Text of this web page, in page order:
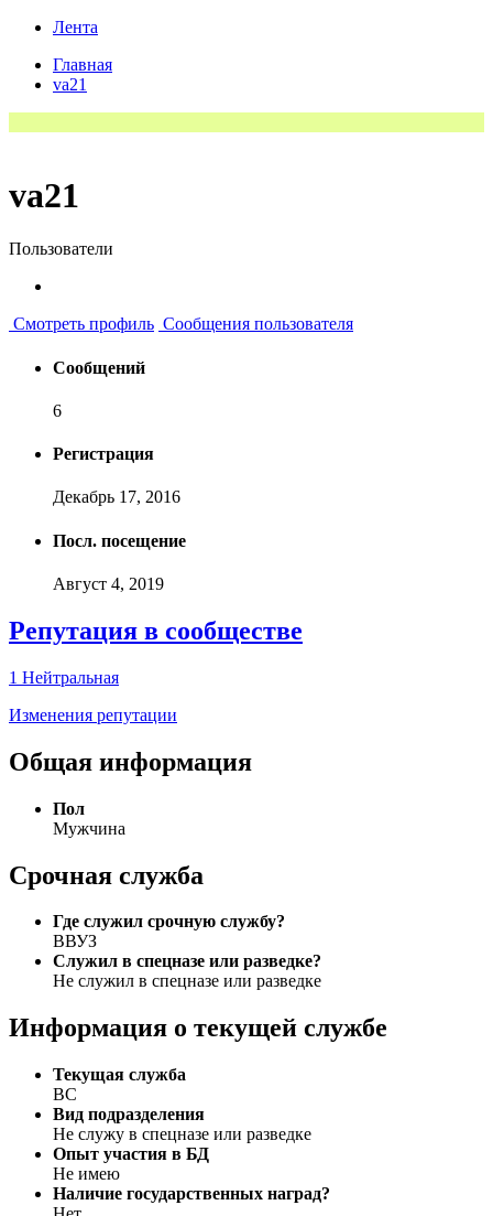
Лента
Главная
va21
va21
Пользователи
Смотреть профиль Сообщения пользователя
Сообщений
6
Регистрация
Декабрь 17, 2016
Посл. посещение
Август 4, 2019
Репутация в сообществе
1 Нейтральная
Изменения репутации
Общая информация
Пол
Мужчина
Срочная служба
Где служил срочную службу?
ВВУЗ
Служил в спецназе или разведке?
Не служил в спецназе или разведке
Информация о текущей службе
Текущая служба
ВС
Вид подразделения
Не служу в спецназе или разведке
Опыт участия в БД
Не имею
Наличие государственных наград?